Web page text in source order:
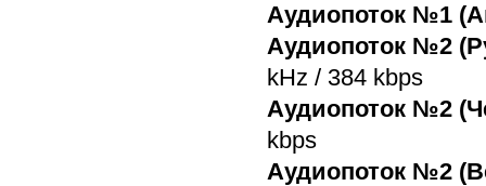
Аудиопоток №1
Аудиопоток №2
kHz / 384 kbps
Аудиопоток №2
kbps
Аудиопоток №2